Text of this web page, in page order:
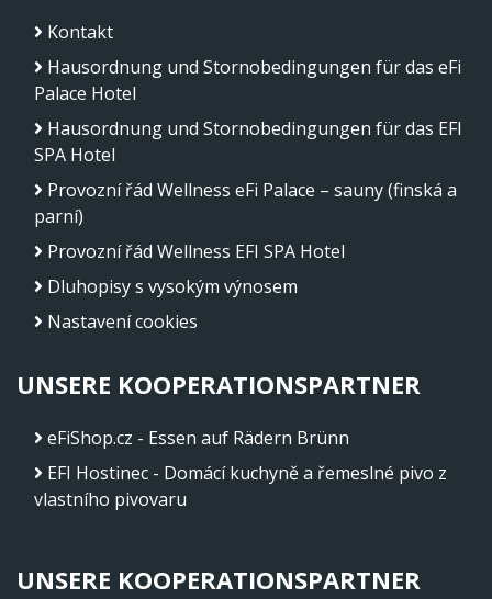
Kontakt
Hausordnung und Stornobedingungen für das eFi
Palace Hotel
Hausordnung und Stornobedingungen für das EFI
SPA Hotel
Provozní řád Wellness eFi Palace – sauny (finská a
parní)
Provozní řád Wellness EFI SPA Hotel
Dluhopisy s vysokým výnosem
Nastavení cookies
UNSERE KOOPERATIONSPARTNER
eFiShop.cz - Essen auf Rädern Brünn
EFI Hostinec - Domácí kuchyně a řemeslné pivo z
vlastního pivovaru
UNSERE KOOPERATIONSPARTNER